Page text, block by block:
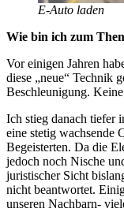
E-Auto laden
Wie bin ich zum
Vor einigen Jahren
diese „neue“ Technik
Beschleunigung.
Ich stieg danach tiefer
eine stetig wachsende
Begeisterten. Da die
jedoch noch Nische
juristischer Sicht
nicht beantwortet.
unseren Nachbarn-